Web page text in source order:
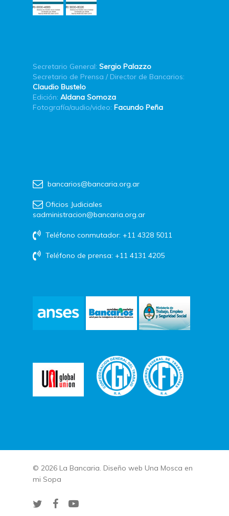
Secretario General: Sergio Palazzo
Secretario de Prensa / Director de Bancarios:
Claudio Bustelo
Edición: Aldana Somoza
Fotografía/audio/video: Facundo Peña
bancarios@bancaria.org.ar
Oficios Judiciales
sadministracion@bancaria.org.ar
Teléfono conmutador: +11 4328 5011
Teléfono de prensa: +11 4131 4205
© 2026 La Bancaria. Diseño web Una Mosca en
mi Sopa
twitterfacebookyoutube